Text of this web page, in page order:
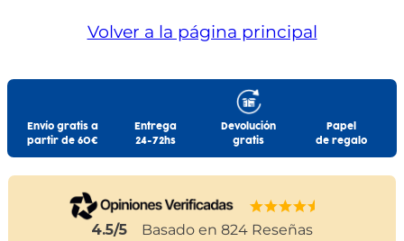
Volver a la página principal
Envío gratis a
partir de 60€
Entrega
24-72hs
Devolución
gratis
Papel
de regalo
4.5/5 Basado en 824 Reseñas